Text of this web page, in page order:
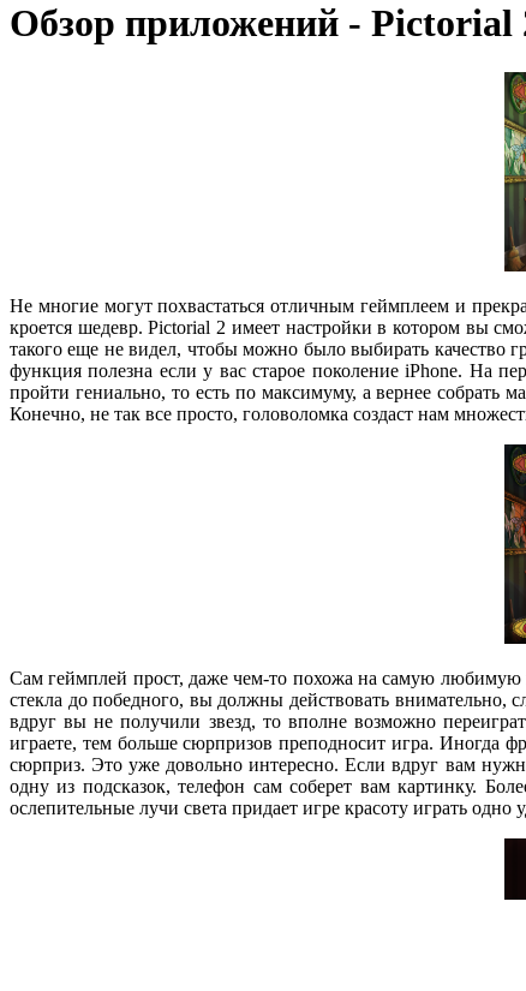
Обзор приложений -
Не многие могут похвастаться отличным геймплеем и
кроется шедевр. Pictorial 2 имеет настройки в котором вы
такого еще не видел, чтобы можно было выбирать качество
функция полезна если у вас старое поколение iPhone. На
пройти гениально, то есть по максимуму, а вернее собрать
Конечно, не так все просто, головоломка создаст нам
Сам геймплей прост, даже чем-то похожа на самую любимую
стекла до победного, вы должны действовать внимательно,
вдруг вы не получили звезд, то вполне возможно
играете, тем больше сюрпризов преподносит игра. Иногда
сюрприз. Это уже довольно интересно. Если вдруг вам
одну из подсказок, телефон сам соберет вам картинку.
ослепительные лучи света придает игре красоту играть одно